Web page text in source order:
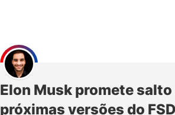
Elon Musk promete
próximas versões do